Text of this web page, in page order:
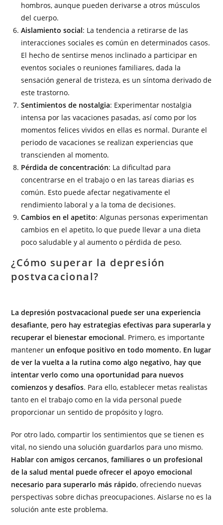
hombros, aunque pueden derivarse a otros músculos
del cuerpo.
Aislamiento social: La tendencia a retirarse de las
interacciones sociales es común en determinados casos.
El hecho de sentirse menos inclinado a participar en
eventos sociales o reuniones familiares, dada la
sensación general de tristeza, es un síntoma derivado de
este trastorno.
Sentimientos de nostalgia: Experimentar nostalgia
intensa por las vacaciones pasadas, así como por los
momentos felices vividos en ellas es normal. Durante el
periodo de vacaciones se realizan experiencias que
transcienden al momento.
Pérdida de concentración: La dificultad para
concentrarse en el trabajo o en las tareas diarias es
común. Esto puede afectar negativamente el
rendimiento laboral y a la toma de decisiones.
Cambios en el apetito: Algunas personas experimentan
cambios en el apetito, lo que puede llevar a una dieta
poco saludable y al aumento o pérdida de peso.
¿Cómo superar la depresión
postvacacional?
La depresión postvacacional puede ser una experiencia
desafiante, pero hay estrategias efectivas para superarla y
recuperar el bienestar emocional. Primero, es importante
mantener un enfoque positivo en todo momento. En lugar
de ver la vuelta a la rutina como algo negativo, hay que
intentar verlo como una oportunidad para nuevos
comienzos y desafíos. Para ello, establecer metas realistas
tanto en el trabajo como en la vida personal puede
proporcionar un sentido de propósito y logro.
Por otro lado, compartir los sentimientos que se tienen es
vital, no siendo una solución guardarlos para uno mismo.
Hablar con amigos cercanos, familiares o un profesional
de la salud mental puede ofrecer el apoyo emocional
necesario para superarlo más rápido, ofreciendo nuevas
perspectivas sobre dichas preocupaciones. Aislarse no es la
solución ante este problema.